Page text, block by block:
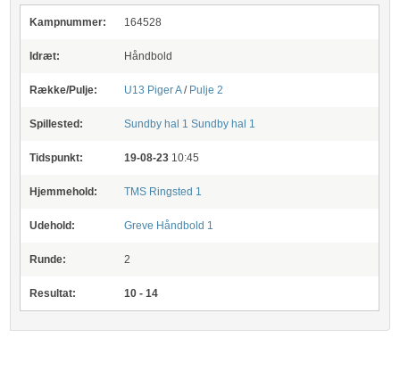
Kampnummer: 164528
Idræt: Håndbold
Række/Pulje: U13 Piger A/ Pulje 2
Spillested: Sundby hal 1 Sundby hal 1
Tidspunkt: 19-08-23 10:45
Hjemmehold: TMS Ringsted 1
Udehold: Greve Håndbold 1
Runde: 2
Resultat: 10 - 14